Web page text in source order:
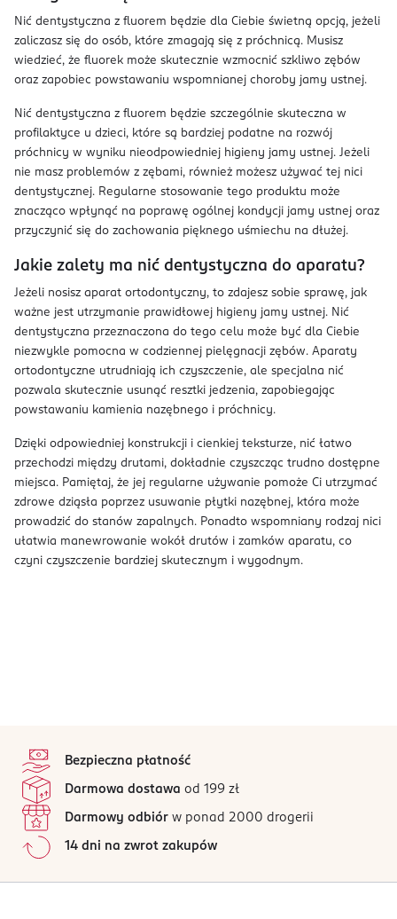
Nić dentystyczna z fluorem będzie dla Ciebie świetną opcją, jeżeli
zaliczasz się do osób, które zmagają się z próchnicą. Musisz
wiedzieć, że fluorek może skutecznie wzmocnić szkliwo zębów
oraz zapobiec powstawaniu wspomnianej choroby jamy ustnej.
Nić dentystyczna z fluorem będzie szczególnie skuteczna w
profilaktyce u dzieci, które są bardziej podatne na rozwój
próchnicy w wyniku nieodpowiedniej higieny jamy ustnej. Jeżeli
nie masz problemów z zębami, również możesz używać tej nici
dentystycznej. Regularne stosowanie tego produktu może
znacząco wpłynąć na poprawę ogólnej kondycji jamy ustnej oraz
przyczynić się do zachowania pięknego uśmiechu na dłużej.
Jakie zalety ma nić dentystyczna do aparatu?
Jeżeli nosisz aparat ortodontyczny, to zdajesz sobie sprawę, jak
ważne jest utrzymanie prawidłowej higieny jamy ustnej. Nić
dentystyczna przeznaczona do tego celu może być dla Ciebie
niezwykle pomocna w codziennej pielęgnacji zębów. Aparaty
ortodontyczne utrudniają ich czyszczenie, ale specjalna nić
pozwala skutecznie usunąć resztki jedzenia, zapobiegając
powstawaniu kamienia nazębnego i próchnicy.
Dzięki odpowiedniej konstrukcji i cienkiej teksturze, nić łatwo
przechodzi między drutami, dokładnie czyszcząc trudno dostępne
miejsca. Pamiętaj, że jej regularne używanie pomoże Ci utrzymać
zdrowe dziąsła poprzez usuwanie płytki nazębnej, która może
prowadzić do stanów zapalnych. Ponadto wspomniany rodzaj nici
ułatwia manewrowanie wokół drutów i zamków aparatu, co
czyni czyszczenie bardziej skutecznym i wygodnym.
Bezpieczna płatność
Darmowa dostawa od 199 zł
Darmowy odbiór w ponad 2000 drogerii
14 dni na zwrot zakupów